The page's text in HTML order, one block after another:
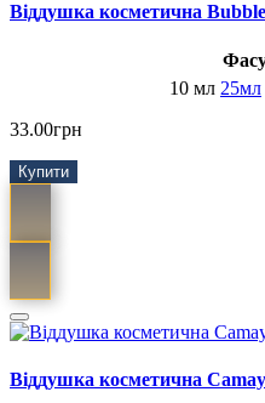
Віддушка косметична
10 мл 25мл
33.00грн
Купити
Віддушка косметична